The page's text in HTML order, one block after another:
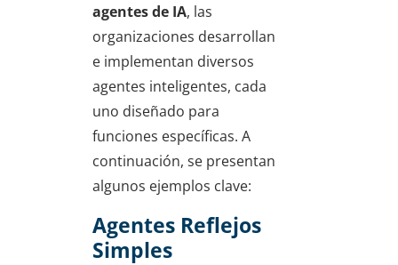
agentes de IA, las
organizaciones desarrollan
e implementan diversos
agentes inteligentes, cada
uno diseñado para
funciones específicas. A
continuación, se presentan
algunos ejemplos clave:
Agentes Reflejos
Simples